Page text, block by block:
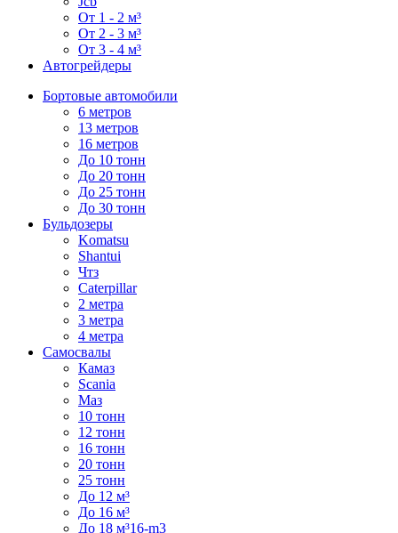
От 1 - 2 м³
От 2 - 3 м³
От 3 - 4 м³
Автогрейдеры
Бортовые автомобили
6 метров
13 метров
16 метров
До 10 тонн
До 20 тонн
До 25 тонн
До 30 тонн
Бульдозеры
Komatsu
Shantui
Чтз
Caterpillar
2 метра
3 метра
4 метра
Самосвалы
Камаз
Scania
Маз
10 тонн
12 тонн
16 тонн
20 тонн
25 тонн
До 12 м³
До 16 м³
До 18 м³16-m3